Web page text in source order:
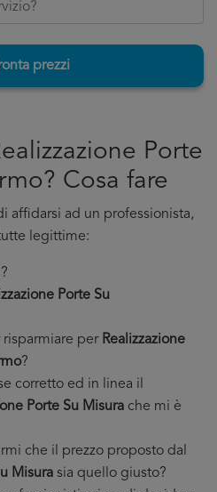
prezzi
Porte
Cosa fare
affidarsi ad un professionista,
legittime:
Porte Su
per Realizzazione
?
corretto ed in linea il
Porte Su Misura che mi è
che il prezzo proposto dal
Misura sia quello giusto?